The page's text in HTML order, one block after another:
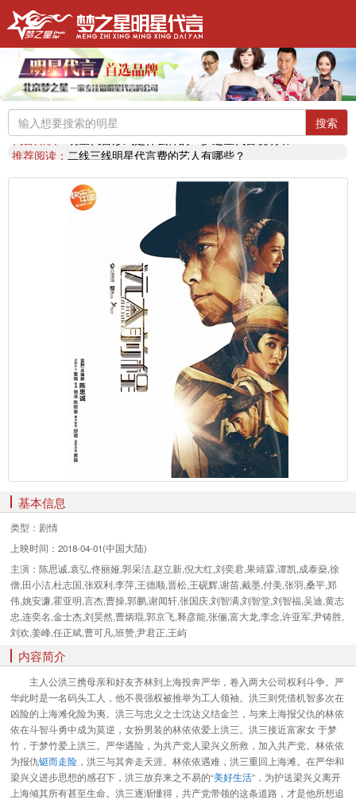
搜索
明星代言：找明星代言基本流程包括哪些?明星代言的工作流程
推荐阅读：2026年明星肖像代言费【8月实时更新】报价表
推荐阅读：2026年如何找明星代言,如何请明星代言,怎么选择明星代言,签约流程
明星代言：2026年诚招各地广告公司，策划公司合作代理明星资源
推荐阅读：找明星代言哪个渠道最好？费用多少？
代言知识：明星代言形式是什么样的？梦之星代言说明书
推荐阅读： 二线三线明星代言费的艺人有哪些？
明星代言：找明星代言基本流程包括哪些?明星代言的工作流程
2026年明星肖像代言费【8月实时更新】报价表
基本信息
类型： 剧情
上映时间： 2018-04-01(中国大陆)
主演： 陈思诚,袁弘,佟丽娅,郭采洁,赵立新,倪大红,刘奕君,果靖霖,谭凯,成泰燊,徐
僧,田小洁,杜志国,张双利,李萍,王德顺,晋松,王砚辉,谢苗,戴墨,付美,张羽,桑平,郑
伟,姚安濂,霍亚明,言杰,曹操,郭鹏,谢闻轩,张国庆,刘智满,刘智堂,刘智福,吴迪,黄志
忠,连奕名,金士杰,刘昊然,曹炳琨,郭京飞,释彦能,张俪,富大龙,李念,许亚军,尹铸胜,
刘欢,姜峰,任正斌,曹可凡,班赞,尹君正,王屿
内容简介
主人公洪三携母亲和好友齐林到上海投奔严华，卷入两大公司权利斗争。严
华此时是一名码头工人，他不畏强权被推举为工人领袖。洪三则凭借机智多次在
凶险的上海滩化险为夷。洪三与忠义之士沈达义结金兰，与来上海报父仇的林依
依在斗智斗勇中成为莫逆，女扮男装的林依依爱上洪三。洪三接近富家女 于梦
竹，于梦竹爱上洪三。严华遇险，为共产党人梁兴义所救，加入共产党。林依依
为报仇铤而走险，洪三与其奔走天涯。林依依遇难，洪三重回上海滩。在严华和
梁兴义进步思想的感召下，洪三放弃来之不易的“美好生活”，为护送梁兴义离开
上海倾其所有甚至生命。洪三逐渐懂得，共产党带领的这条道路，才是他所想追